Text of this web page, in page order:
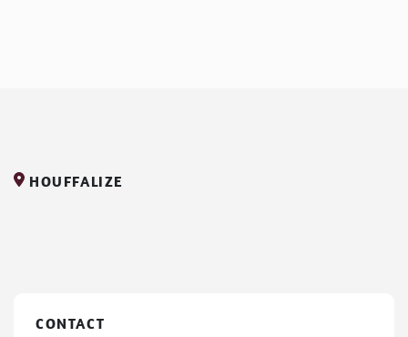
HOUFFALIZE
CONTACT